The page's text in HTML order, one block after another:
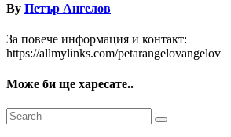
By Петър Ангелов
За повече информация и контакт:
https://allmylinks.com/petarangelovangelov
Може би ще харесате..